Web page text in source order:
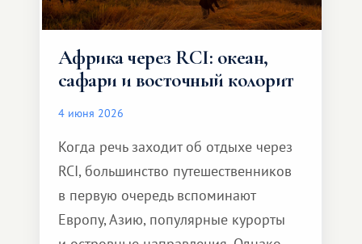
Африка через RCI: океан,
сафари и восточный колорит
4 июня 2026
Когда речь заходит об отдыхе через
RCI, большинство путешественников
в первую очередь вспоминают
Европу, Азию, популярные курорты